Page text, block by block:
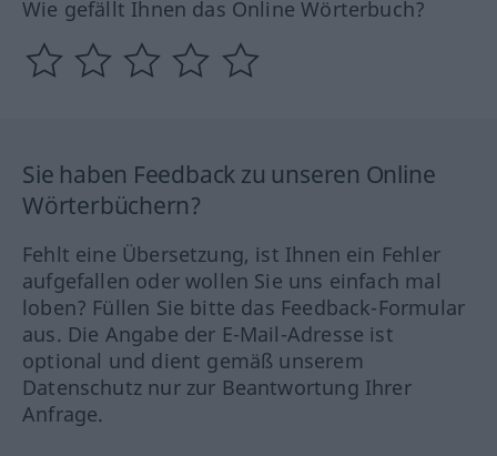
Wie gefällt Ihnen das Online Wörterbuch?
Sie haben Feedback zu unseren Online
Wörterbüchern?
Fehlt eine Übersetzung, ist Ihnen ein Fehler
aufgefallen oder wollen Sie uns einfach mal
loben? Füllen Sie bitte das Feedback-Formular
aus. Die Angabe der E-Mail-Adresse ist
optional und dient gemäß unserem
Datenschutz nur zur Beantwortung Ihrer
Anfrage.